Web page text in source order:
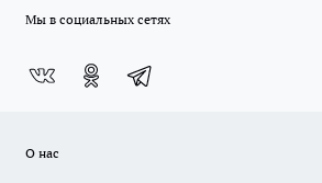
Мы в социальных сетях
О нас